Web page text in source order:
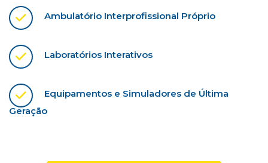
Ambulatório Interprofissional Próprio
Laboratórios Interativos
Equipamentos e Simuladores de Última
Geração